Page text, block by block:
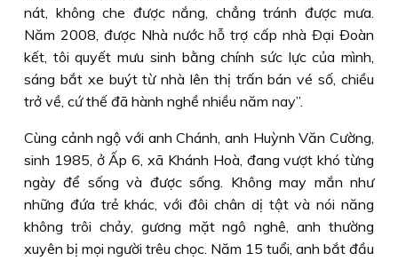
nát, không che được nắng, chẳng tránh được mưa.
Năm 2008, được Nhà nước hỗ trợ cấp nhà Ðại Ðoàn
kết, tôi quyết mưu sinh bằng chính sức lực của mình,
sáng bắt xe buýt từ nhà lên thị trấn bán vé số, chiều
trở về, cứ thế đã hành nghề nhiều năm nay”.
Cùng cảnh ngộ với anh Chánh, anh Huỳnh Văn Cường,
sinh 1985, ở Ấp 6, xã Khánh Hoà, đang vượt khó từng
ngày để sống và được sống. Không may mắn như
những đứa trẻ khác, với đôi chân dị tật và nói năng
không trôi chảy, gương mặt ngô nghê, anh thường
xuyên bị mọi người trêu chọc. Năm 15 tuổi, anh bắt đầu